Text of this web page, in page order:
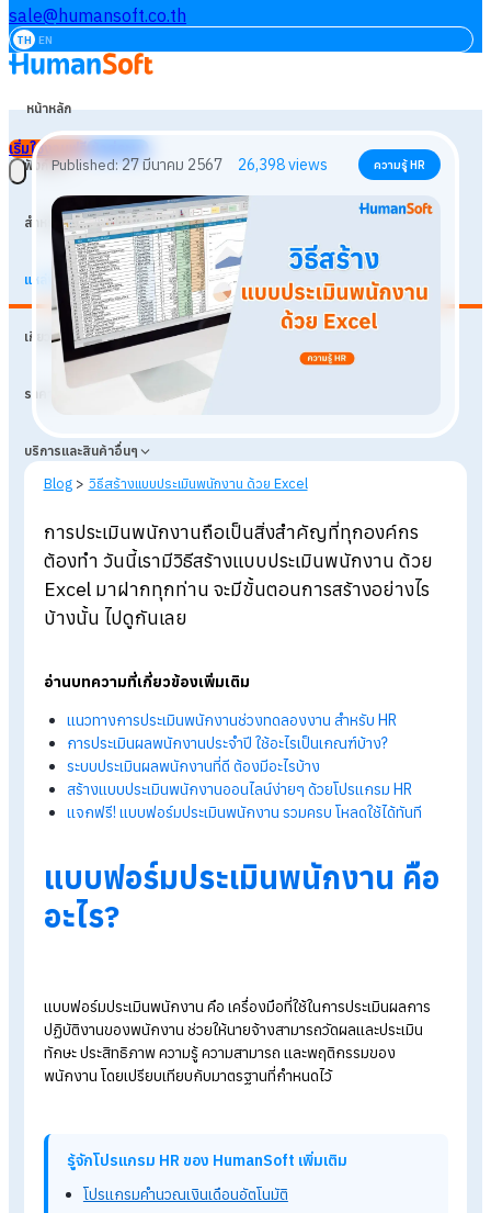
sale@humansoft.co.th
TH EN
หน้าหลัก
ฟังก์ชัน
สำหรับธุรกิจ
แหล่งเรียนรู้
เกี่ยวกับเรา
ราคา
บริการและสินค้าอื่นๆ
เริ่มใช้งานฟรี
Published:27 มีนาคม 2567 26,398views
Blog > วิธีสร้างแบบประเมินพนักงาน ด้วย Excel
การประเมินพนักงานถือเป็นสิ่งสำคัญที่ทุกองค์กร
ต้องทำ วันนี้เรามีวิธีสร้างแบบประเมินพนักงาน ด้ว
Excel มาฝากทุกท่าน จะมีขั้นตอนการสร้างอย่างไร
อ่านบทความที่เกี่ยวข้องเพิ่มเติม
ระบบประเมินผลพนักงานที่ดี ต้องมีอะไรบ้าง
สร้างแบบประเมินพนักงานออนไลน์ง่ายๆ ด้วยโปรแกรม HR
แจกฟรี! แบบฟอร์มประเมินพนักงาน รวมครบ โหลดใช้ได้ทันที
แบบฟอร์มประเมินพนักงาน คื
อะไร?